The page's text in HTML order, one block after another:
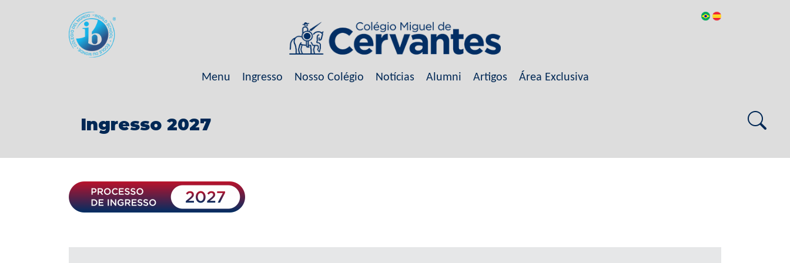
Menu Ingresso Nosso Colégio Notícias Alumni Artigos Área Exclusiva
Ingresso 2027